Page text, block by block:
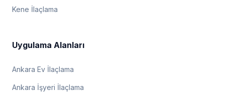
Kene İlaçlama
Uygulama Alanları
Ankara Ev İlaçlama
Ankara İşyeri İlaçlama